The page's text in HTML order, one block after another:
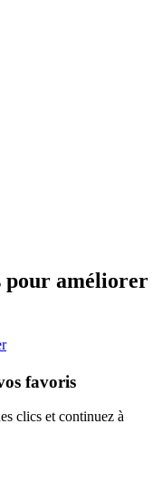
pour améliorer
favoris
clics et continuez à